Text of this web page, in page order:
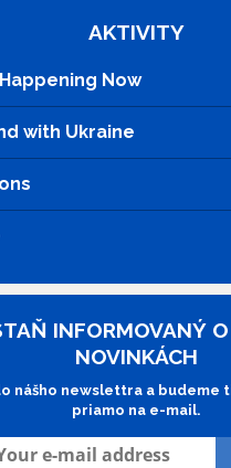
AKTIVITY
Now
with Ukraine
INFORMOVANÝ
NOVINKÁCH
nášho newslettra a budeme
priamo na e-mail.